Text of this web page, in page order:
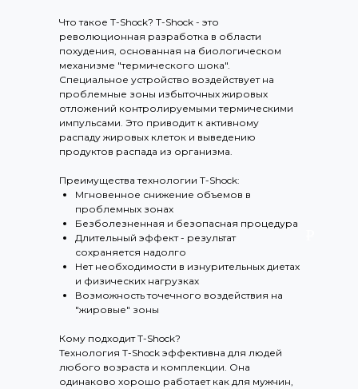
Что такое T-Shock? T-Shock - это
революционная разработка в области
похудения, основанная на биологическом
механизме "термического шока".
Специальное устройство воздействует на
проблемные зоны избыточных жировых
отложений контролируемыми термическими
импульсами. Это приводит к активному
распаду жировых клеток и выведению
продуктов распада из организма.
Преимущества технологии T-Shock:
Мгновенное снижение объемов в
проблемных зонах
Безболезненная и безопасная процедура
Длительный эффект - результат
сохраняется надолго
Нет необходимости в изнурительных диетах
и физических нагрузках
Возможность точечного воздействия на
"жировые" зоны
Кому подходит T-Shock?
Технология T-Shock эффективна для людей
любого возраста и комплекции. Она
одинаково хорошо работает как для мужчин,